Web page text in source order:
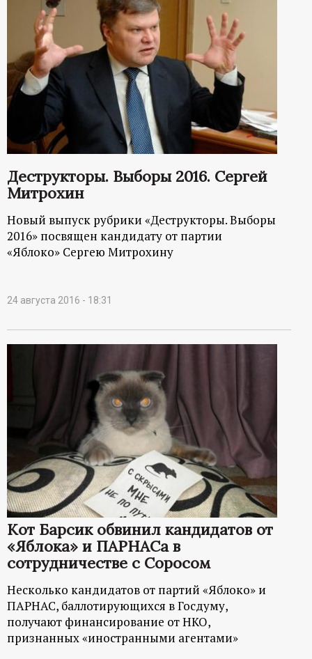
Деструкторы. Выборы 2016. Сергей
Митрохин
Новый выпуск рубрики «Деструкторы. Выборы
2016» посвящен кандидату от партии
«Яблоко» Сергею Митрохину
24 августа 2016 - 18:31
Кот Барсик обвинил кандидатов от
«Яблока» и ПАРНАСа в
сотрудничестве с Соросом
Несколько кандидатов от партий «Яблоко» и
ПАРНАС, баллотирующихся в Госдуму,
получают финансирование от НКО,
признанных «иностранными агентами»